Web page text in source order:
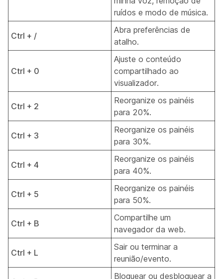
ruídos e modo de música.
Ctrl + /
Abra preferências de
atalho.
Ctrl + 0
Ajuste o conteúdo
compartilhado ao
visualizador.
Ctrl + 2
Reorganize os painéis
para 20%.
Ctrl + 3
Reorganize os painéis
para 30%.
Ctrl + 4
Reorganize os painéis
para 40%.
Ctrl + 5
Reorganize os painéis
para 50%.
Ctrl + B
Compartilhe um
navegador da web.
Ctrl + L
Sair ou terminar a
reunião/evento.
Bloquear ou desbloquear a